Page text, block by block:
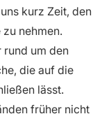
kurz Zeit, den
nehmen.
rund um den
die auf die
lässt.
früher nicht